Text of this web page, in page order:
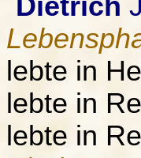
Dietrich
lebte in
lebte in
lebte in